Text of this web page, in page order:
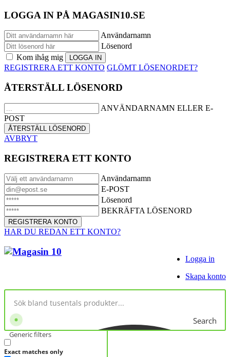
LOGGA IN PÅ MAGASIN10.SE
Användarnamn
Lösenord
Kom ihåg mig
REGISTRERA ETT KONTO GLÖMT LÖSENORDET?
ÅTERSTÄLL LÖSENORD
ANVÄNDARNAMN ELLER E-
POST
AVBRYT
REGISTRERA ETT KONTO
Användarnamn
E-POST
Lösenord
BEKRÄFTA LÖSENORD
HAR DU REDAN ETT KONTO?
Logga in
Skapa konto
Search
Generic filters
Exact matches only